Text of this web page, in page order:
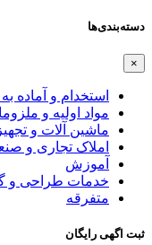
دسته‌بندی‌ها
×
استخدام و آماده به
مواد اولیه و
ماشین آلات و
املاک تجاری و
آموزش
خدمات طراحی و
متفرقه
ثبت اگهی رایگان